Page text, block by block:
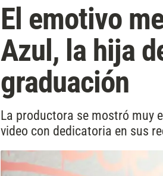
El emotivo
Azul, la hija
graduación
La productora se mostró muy
video con dedicatoria en sus